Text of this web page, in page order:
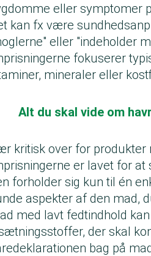
eller symptomer
kan fx være
eller "indeholder
fokuserer
mineraler eller
Alt du skal vide om
kritisk over for produkter
er lavet for
forholder sig kun til én
aspekter af den mad,
med lavt fedtindhold
der skal
bag på